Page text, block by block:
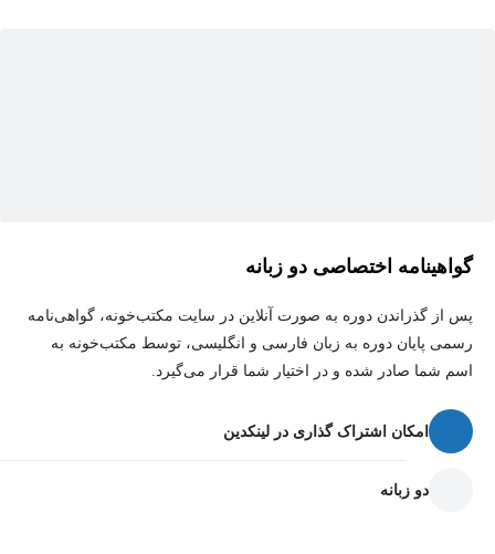
پایپ‌لاین‌های داده بسازید و مزایای استفاده از این ابزار را خواهید
شناخت. همچنین با Apache Kafka برای ساخت پایپ‌لاین‌های داده‌ی
Partition، Replication، Producer و Consumer آشنا خواهید شد.
گواهینامه اختصاصی دو زبانه
پس از گذراندن دوره به صورت آنلاین در سایت مکتب‌خونه، گواهی‌نامه
رسمی پایان دوره به زبان فارسی و انگلیسی، توسط مکتب‌خونه به
اسم شما صادر شده و در اختیار شما قرار می‌گیرد.
امکان اشتراک گذاری در لینکدین
دو زبانه